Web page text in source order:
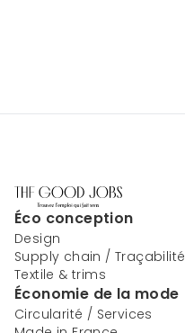
Éco conception
Design
Supply chain / Traçabilité
Textile & trims
Économie de la mode
Circularité / Services